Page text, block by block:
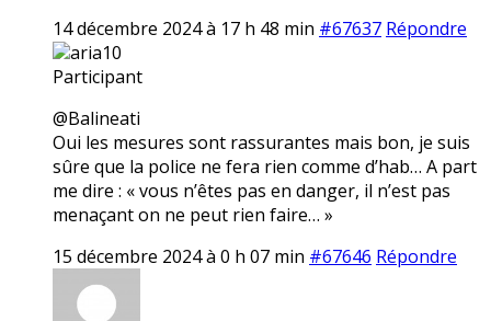
14 décembre 2024 à 17 h 48 min #67637 Répondre
aria10
Participant
@Balineati
Oui les mesures sont rassurantes mais bon, je suis
sûre que la police ne fera rien comme d’hab… A part
me dire : « vous n’êtes pas en danger, il n’est pas
menaçant on ne peut rien faire… »
15 décembre 2024 à 0 h 07 min #67646 Répondre